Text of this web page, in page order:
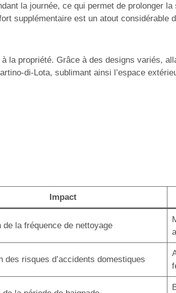
la journée, ce qui permet de prolonger
supplémentaire est un atout considérable
la propriété. Grâce à des designs variés,
di-Lota, sublimant ainsi l’espace
Impact
de la fréquence de nettoyage
des risques d’accidents domestiques